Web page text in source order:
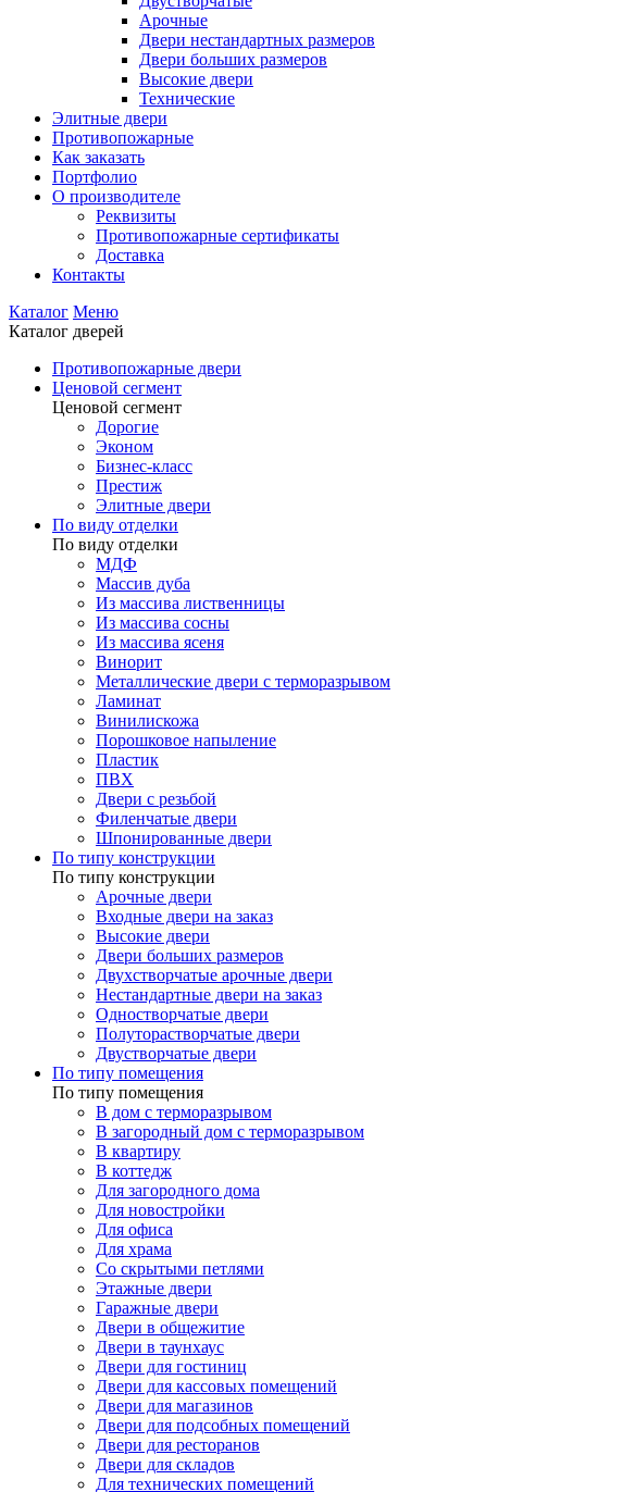
Арочные
Двери нестандартных размеров
Двери больших размеров
Высокие двери
Технические
Элитные двери
Противопожарные
Как заказать
Портфолио
О производителе
Реквизиты
Противопожарные сертификаты
Доставка
Контакты
Каталог Меню
Каталог дверей
Противопожарные двери
Ценовой сегмент
Ценовой сегмент
Дорогие
Эконом
Бизнес-класс
Престиж
Элитные двери
По виду отделки
По виду отделки
МДФ
Массив дуба
Из массива лиственницы
Из массива сосны
Из массива ясеня
Винорит
Металлические двери с терморазрывом
Ламинат
Винилискожа
Порошковое напыление
Пластик
ПВХ
Двери с резьбой
Филенчатые двери
Шпонированные двери
По типу конструкции
По типу конструкции
Арочные двери
Входные двери на заказ
Высокие двери
Двери больших размеров
Двухстворчатые арочные двери
Нестандартные двери на заказ
Одностворчатые двери
Полуторастворчатые двери
Двустворчатые двери
По типу помещения
По типу помещения
В дом с терморазрывом
В загородный дом с терморазрывом
В квартиру
В коттедж
Для загородного дома
Для новостройки
Для офиса
Для храма
Со скрытыми петлями
Этажные двери
Гаражные двери
Двери в общежитие
Двери в таунхаус
Двери для гостиниц
Двери для кассовых помещений
Двери для магазинов
Двери для подсобных помещений
Двери для ресторанов
Двери для складов
Для технических помещений